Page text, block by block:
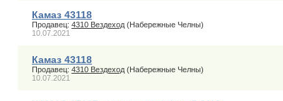
Камаз 43118
Продавец: 4310 Вездеход (Набережные Челны)
10.07.2021
Камаз 43118
Продавец: 4310 Вездеход (Набережные Челны)
10.07.2021